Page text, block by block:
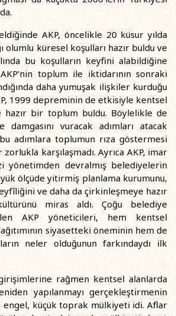
AKP, öncelikle 20 küsur yılda
olumlu küresel koşulları hazır buldu ve
bu koşulların keyfini alabildiğine
AKP’nin toplum ile iktidarının sonraki
daha yumuşak ilişkiler kurduğu
1999 depreminin de etkisiyle kentsel
hazır bir toplum buldu. Böylelikle de
vuracak adımları atacak
adımlara toplumun rıza göstermesi
karşılaşmadı. Ayrıca AKP, imar
yönetimden devralmış belediyelerin
ölçüde yitirmiş planlama kurumunu,
ve daha da çirkinleşmeye hazır
miras aldı. Çoğu belediye
AKP yöneticileri, hem kentsel
siyasetteki öneminin hem de
neler olduğunun farkındaydı ilk
girişimlerine rağmen kentsel alanlarda
yapılanmayı gerçekleştirmenin
engel, küçük toprak mülkiyeti idi. Aflar